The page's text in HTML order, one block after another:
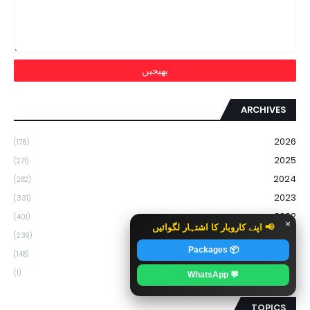
× 📢 اپنے کاروبار کا اشتہار لگوائیں
📦 Packages
💬 WhatsApp
ARCHIVES
2026
(176)
2025
(271)
2024
(282)
2023
(331)
2022
(401)
(239)
2020
(148)
2018
(1)